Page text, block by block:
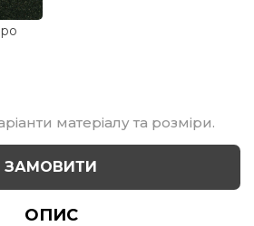
матеріалу та розміри.
ЗАМОВИТИ
ОПИС